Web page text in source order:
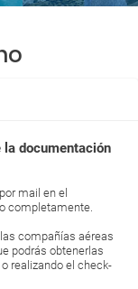
la documentación
mail en el
completamente.
compañías aéreas
podrás obtenerlas
realizando el check-